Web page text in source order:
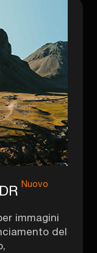
Nuovo
immagini
del